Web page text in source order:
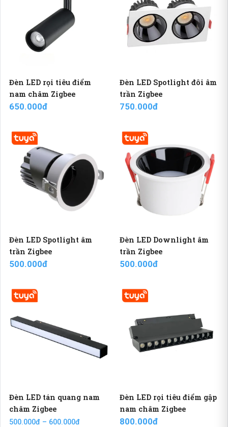
Đèn LED rọi tiêu điểm
nam châm Zigbee
650.000đ
Đèn LED Spotlight đôi âm
trần Zigbee
750.000đ
Đèn LED Spotlight âm
trần Zigbee
500.000đ
Đèn LED Downlight âm
trần Zigbee
500.000đ
Đèn LED tán quang nam
châm Zigbee
500.000đ – 600.000đ
Đèn LED rọi tiêu điểm gập
nam châm Zigbee
800.000đ